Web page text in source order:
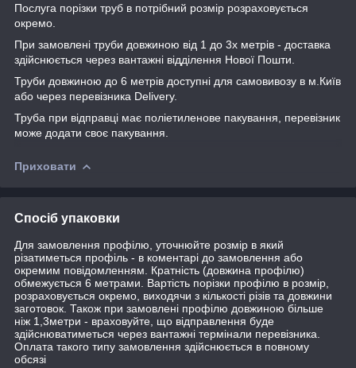
Послуга порізки труб в потрібний розмір розраховується
окремо.
При замовлені труби довжиною від 1 до 3х метрів - доставка
здійснюється через вантажні відділення Нової Пошти.
Труби довжиною до 6 метрів доступні для самовивозу в м.Київ
або через перевізника Delivery.
Труба при відправці має поліетиленове пакування, перевізник
може додати своє пакування.
Приховати
Спосіб упаковки
Для замовлення профілю, уточнюйте розмір в який
різатиметься профіль - в коментарі до замовлення або
окремим повідомленням. Кратність (довжина профілю)
обмежується 6 метрами. Вартість порізки профілю в розмір,
розраховується окремо, виходячи з кількості різів та довжини
заготовок. Також при замовлені профілю довжиною більше
ніж 1,3метри - враховуйте, що відправлення буде
здійснюватиметься через вантажні термінали перевізника.
Оплата такого типу замовлення здійснюється в повному
обсязі